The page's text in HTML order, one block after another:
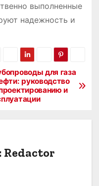
выполненные
надежность и
для газа
руководство
и
Redactor